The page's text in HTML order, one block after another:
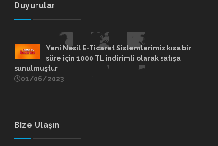
Duyurular
Yeni Nesil E-Ticaret Sistemlerimiz kısa bir
süre için 1000 TL indirimli olarak satışa
sunulmuştur
01/06/2023
Bize Ulaşın